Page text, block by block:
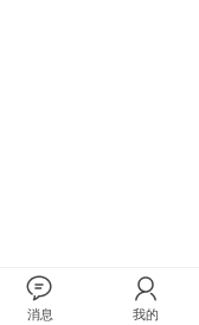
消息 我的